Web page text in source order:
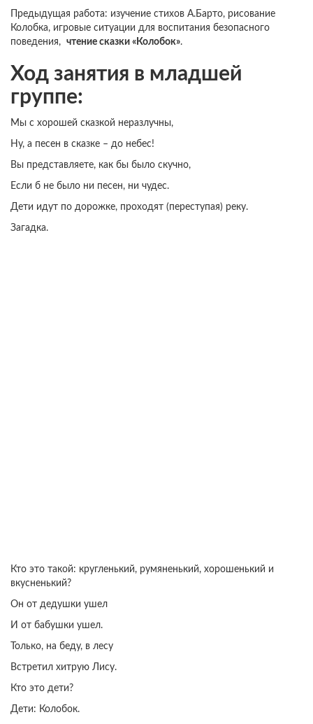
Предыдущая работа: изучение стихов А.Барто, рисование
Колобка, игровые ситуации для воспитания безопасного
поведения, чтение сказки «Колобок».
Ход занятия в младшей
группе:
Мы с хорошей сказкой неразлучны,
Ну, а песен в сказке – до небес!
Вы представляете, как бы было скучно,
Если б не было ни песен, ни чудес.
Дети идут по дорожке, проходят (переступая) реку.
Загадка.
Кто это такой: кругленький, румяненький, хорошенький и
вкусненький?
Он от дедушки ушел
И от бабушки ушел.
Только, на беду, в лесу
Встретил хитрую Лису.
Кто это дети?
Дети: Колобок.